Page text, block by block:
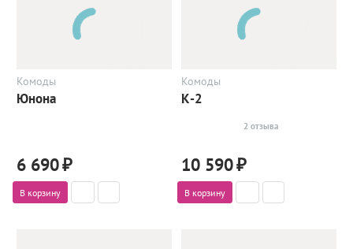
Комоды
Юнона
6 690₽
В корзину
Комоды
К-2
2 отзыва
10 590₽
В корзину